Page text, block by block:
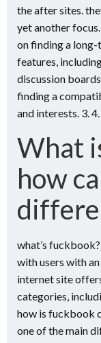
the after sites.
yet another
on finding a long-
features,
discussion
finding a
and interests. 3. 4.
What
how
what’s
with users with
internet site
categories,
how is fuckbook
one of the main